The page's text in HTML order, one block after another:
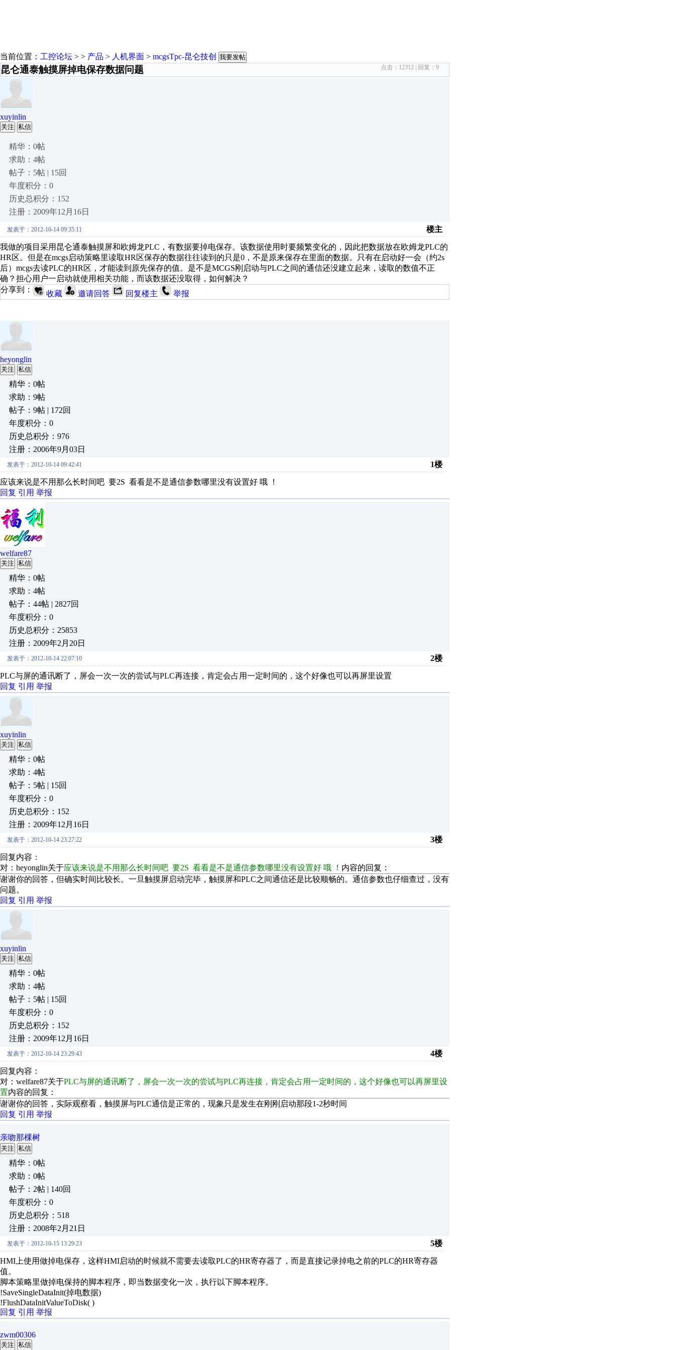
当前位置： 工控论坛 > > 产品 > 人机界面 > mcgsTpc-昆仑技创 我要发帖
昆仑通泰触摸屏掉电保存数据问题 点击： 12312 | 回复： 9
xuyinlin
关注 私信
精华：0帖
求助：4帖
帖子：5帖 | 15回
年度积分：0
历史总积分：152
注册：2009年12月16日
发表于：2012-10-14 09:35:11 楼主
我做的项目采用昆仑通泰触摸屏和欧姆龙PLC，有数据要掉电保存。该数据使用时要频繁变化的，因此把数据放在欧姆龙PLC的
HR区。但是在mcgs启动策略里读取HR区保存的数据往往读到的只是0，不是原来保存在里面的数据。只有在启动好一会（约2s
后）mcgs去读PLC的HR区，才能读到原先保存的值。是不是MCGS刚启动与PLC之间的通信还没建立起来，读取的数值不正
确？担心用户一启动就使用相关功能，而该数据还没取得，如何解决？
分享到：
收藏 邀请回答 回复楼主 举报
heyonglin
关注 私信
精华：0帖
求助：9帖
帖子：9帖 | 172回
年度积分：0
历史总积分：976
注册：2006年9月03日
发表于：2012-10-14 09:42:41 1楼
应该来说是不用那么长时间吧 要2S 看看是不是通信参数哪里没有设置好 哦 ！
回复 引用 举报
welfare87
关注 私信
精华：0帖
求助：4帖
帖子：44帖 | 2827回
年度积分：0
历史总积分：25853
注册：2009年2月20日
发表于：2012-10-14 22:07:10 2楼
PLC与屏的通讯断了，屏会一次一次的尝试与PLC再连接，肯定会占用一定时间的，这个好像也可以再屏里设置
回复 引用 举报
xuyinlin
关注 私信
精华：0帖
求助：4帖
帖子：5帖 | 15回
年度积分：0
历史总积分：152
注册：2009年12月16日
发表于：2012-10-14 23:27:22 3楼
回复内容：
对：heyonglin关于应该来说是不用那么长时间吧 要2S 看看是不是通信参数哪里没有设置好 哦 ！ 内容的回复：
谢谢你的回答，但确实时间比较长。一旦触摸屏启动完毕，触摸屏和PLC之间通信还是比较顺畅的。通信参数也仔细查过，没有
问题。
回复 引用 举报
xuyinlin
关注 私信
精华：0帖
求助：4帖
帖子：5帖 | 15回
年度积分：0
历史总积分：152
注册：2009年12月16日
发表于：2012-10-14 23:29:43 4楼
回复内容：
对：welfare87关于PLC与屏的通讯断了，屏会一次一次的尝试与PLC再连接，肯定会占用一定时间的，这个好像也可以再屏里设
置内容的回复：
谢谢你的回答，实际观察看，触摸屏与PLC通信是正常的，现象只是发生在刚刚启动那段1-2秒时间
回复 引用 举报
亲吻那棵树
关注 私信
精华：0帖
求助：0帖
帖子：2帖 | 140回
年度积分：0
历史总积分：518
注册：2008年2月21日
发表于：2012-10-15 13:29:23 5楼
HMI上使用做掉电保存，这样HMI启动的时候就不需要去读取PLC的HR寄存器了，而是直接记录掉电之前的PLC的HR寄存器
值。
脚本策略里做掉电保持的脚本程序，即当数据变化一次，执行以下脚本程序。
!SaveSingleDataInit(掉电数据)
!FlushDataInitValueToDisk( )
回复 引用 举报
zwm00306
关注 私信